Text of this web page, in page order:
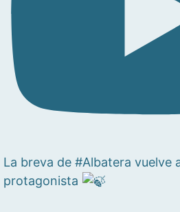
La breva de #Albatera vuelve
protagonista